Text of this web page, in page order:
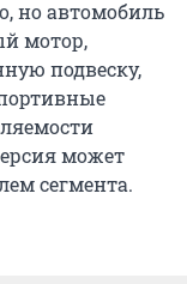
мотор,
подвеску,
может
сегмента.